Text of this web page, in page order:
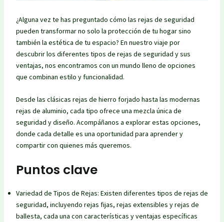
¿Alguna vez te has preguntado cómo las rejas de seguridad
pueden transformar no solo la protección de tu hogar sino
también la estética de tu espacio? En nuestro viaje por
descubrir los diferentes tipos de rejas de seguridad y sus
ventajas, nos encontramos con un mundo lleno de opciones
que combinan estilo y funcionalidad.
Desde las clásicas rejas de hierro forjado hasta las modernas
rejas de aluminio, cada tipo ofrece una mezcla única de
seguridad y diseño. Acompáñanos a explorar estas opciones,
donde cada detalle es una oportunidad para aprender y
compartir con quienes más queremos.
Puntos clave
Variedad de Tipos de Rejas: Existen diferentes tipos de rejas de
seguridad, incluyendo rejas fijas, rejas extensibles y rejas de
ballesta, cada una con características y ventajas específicas